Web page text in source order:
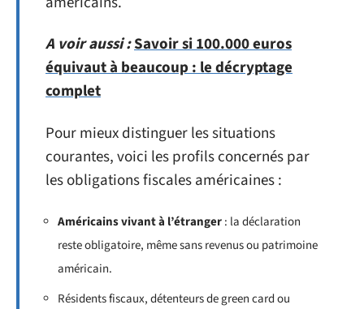
A voir aussi :Savoir si 100.000 euros
équivaut à beaucoup : le décryptage
complet
Pour mieux distinguer les situations
courantes, voici les profils concernés par
les obligations fiscales américaines :
Américains vivant à l’étranger: la déclaration
reste obligatoire, même sans revenus ou patrimoine
américain.
Résidents fiscaux, détenteurs de green card ou